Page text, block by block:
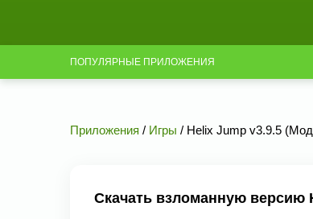
ПОПУЛЯРНЫЕ ПРИЛОЖЕНИЯ
Приложения / Игры / Helix Jump v3.9.5
Скачать взломанную версию